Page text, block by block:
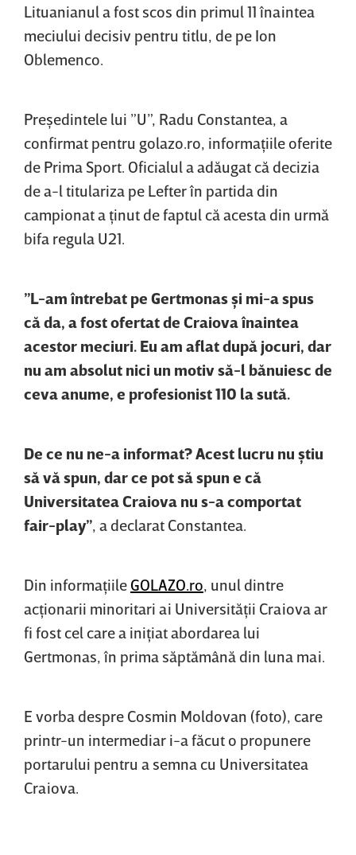
Lituanianul a fost scos din primul 11 înaintea
meciului decisiv pentru titlu, de pe Ion
Oblemenco.
Preşedintele lui ”U”, Radu Constantea, a
confirmat pentru golazo.ro, informaţiile oferite
de Prima Sport. Oficialul a adăugat că decizia
de a-l titulariza pe Lefter în partida din
campionat a ţinut de faptul că acesta din urmă
bifa regula U21.
”L-am întrebat pe Gertmonas şi mi-a spus
că da, a fost ofertat de Craiova înaintea
acestor meciuri. Eu am aflat după jocuri, dar
nu am absolut nici un motiv să-l bănuiesc de
ceva anume, e profesionist 110 la sută.
De ce nu ne-a informat? Acest lucru nu ştiu
să vă spun, dar ce pot să spun e că
Universitatea Craiova nu s-a comportat
fair-play” , a declarat Constantea.
Din informaţiile GOLAZO.ro , unul dintre
acţionarii minoritari ai Universităţii Craiova ar
fi fost cel care a iniţiat abordarea lui
Gertmonas, în prima săptămână din luna mai.
E vorba despre Cosmin Moldovan (foto), care
printr-un intermediar i-a făcut o propunere
portarului pentru a semna cu Universitatea
Craiova.